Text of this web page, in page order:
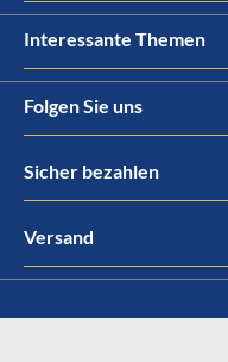
Interessante Themen
Folgen Sie uns
Sicher bezahlen
Versand